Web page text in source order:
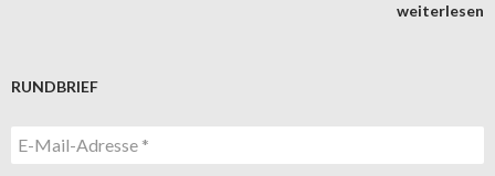
weiterlesen
RUNDBRIEF